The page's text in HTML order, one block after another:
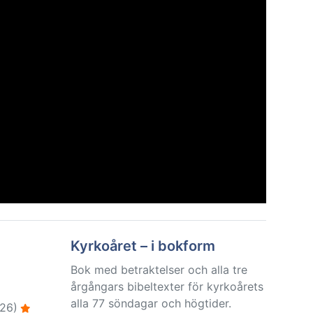
Kyrkoåret – i bokform
Bok med betraktelser och alla tre
årgångars bibeltexter för kyrkoårets
alla 77 söndagar och högtider.